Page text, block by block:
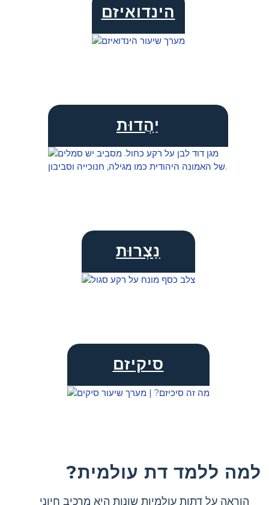
הינדואיזם
יַהֲדוּת
נַצְרוּת
סיקיזם
למה ללמד דת עולמית?
הוראה על דתות עולמיות שונות היא מרכיב חיוני